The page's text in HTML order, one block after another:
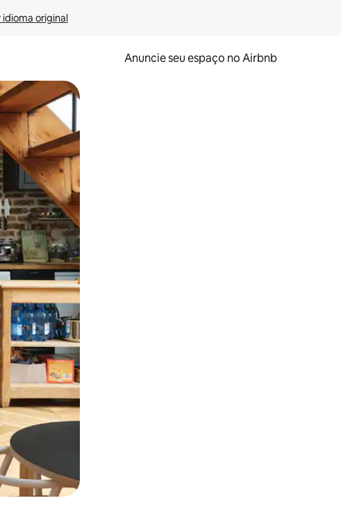
idioma original
Anuncie seu espaço no Airbnb
e deslizando o dedo na tela.